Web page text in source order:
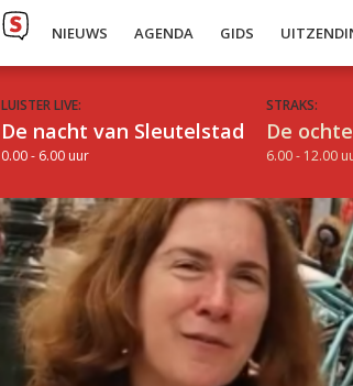
NIEUWS AGENDA GIDS
LUISTER LIVE:
De nacht van Sleutelstad
0.00 - 6.00 uur
STRAKS:
De
6.00 - 12.00